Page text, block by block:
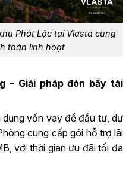
Phát Lộc tại Vlasta cung
toán linh hoạt
– Giải pháp đòn bẩy tài
vốn vay để đầu tư, dự
cung cấp gói hỗ trợ lãi
với thời gian ưu đãi tối đa